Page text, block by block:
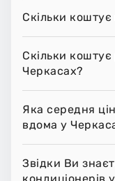
Скільки
Скільки
Черкасах?
Яка середня
вдома у
Звідки Ви